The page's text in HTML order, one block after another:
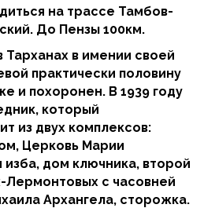
на трассе Тамбов-
До Пензы 100км.
в имении своей
практически половину
и похоронен. В 1939 году
который
из двух комплексов:
Церковь Марии
изба, дом ключника, второй
Лермонтовых с часовней
Архангела, сторожка.